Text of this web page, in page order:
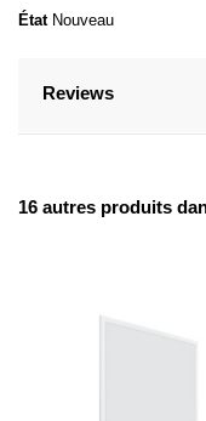
État Nouveau
Reviews
16 autres produits